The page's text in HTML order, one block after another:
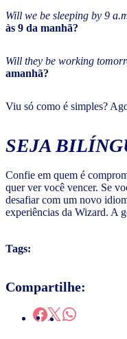
Will we be sleeping by 9
às 9 da manhã?
Will they be working
amanhã?
Viu só como é simples?
SEJA
Confie em quem é
quer ver você vencer. Se
desafiar com um novo
experiências da Wizard. A
Tags:
Compartilhe: